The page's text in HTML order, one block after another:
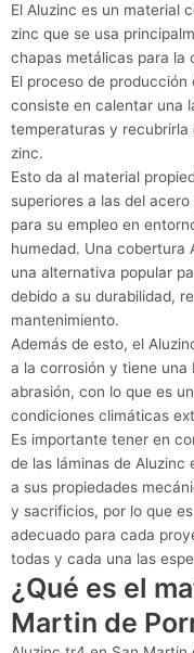
El Aluzinc es un material
zinc que se usa
chapas metálicas para la
El proceso de
consiste en calentar una
temperaturas y recubrirla
zinc.
Esto da al material
superiores a las del
para su empleo en
humedad. Una cobertura
una alternativa popular
debido a su durabilidad,
mantenimiento.
Además de esto, el
a la corrosión y tiene una
abrasión, con lo que es
condiciones climáticas
Es importante tener en
de las láminas de
a sus propiedades
y sacrificios, por lo que
adecuado para cada
todas y cada una las
¿Qué es el
Martin de